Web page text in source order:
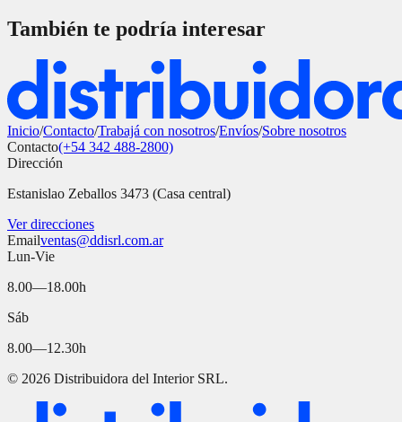
También te podría interesar
Inicio/Contacto/Trabajá con nosotros/Envíos/Sobre nosotros
Contacto(+54 342 488-2800)
Dirección
Estanislao Zeballos 3473 (Casa central)
Ver direcciones
Emailventas@ddisrl.com.ar
Lun-Vie
8.00—18.00h
Sáb
8.00—12.30h
© 2026 Distribuidora del Interior SRL.